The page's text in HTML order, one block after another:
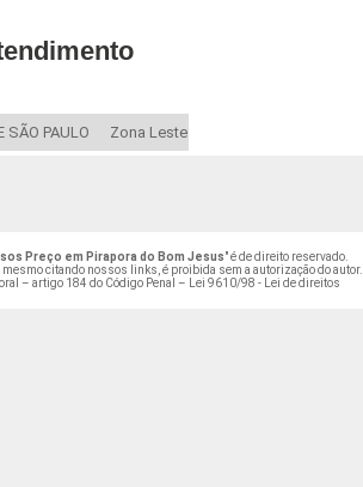
SÃO PAULO Zona Leste
Preço em Pirapora do Bom Jesus" é de direito reservado.
mesmo citando nossos links, é proibida sem a autorização do autor.
– artigo 184 do Código Penal –
Lei 9610/98 - Lei de direitos